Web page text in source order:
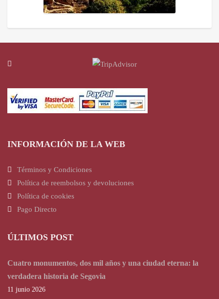
INFORMACIÓN DE LA WEB
Términos y Condiciones
Política de reembolsos y devoluciones
Política de cookies
Pago Directo
ÚLTIMOS POST
Cuatro monumentos, dos mil años y una ciudad eterna: la
verdadera historia de Segovia
11 junio 2026